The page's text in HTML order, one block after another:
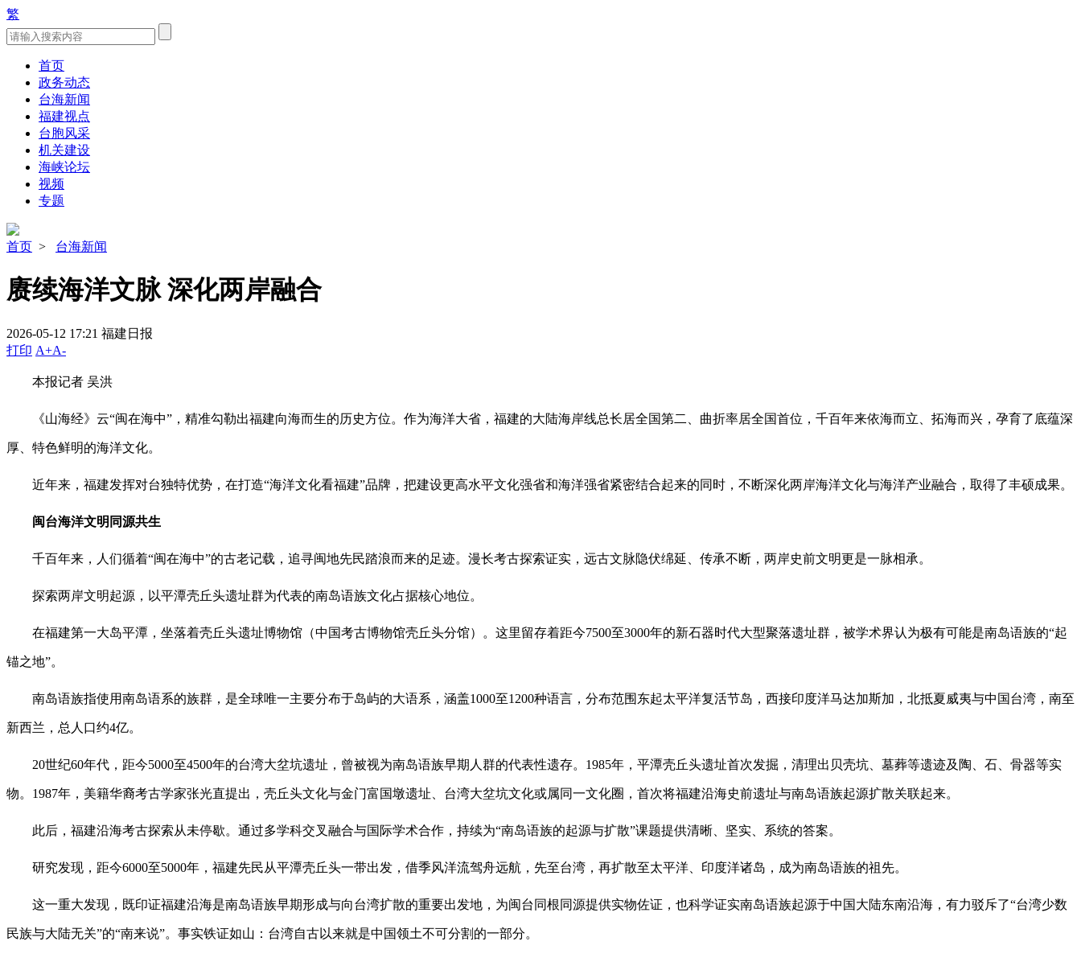
繁
首页
政务动态
台海新闻
福建视点
台胞风采
机关建设
海峡论坛
视频
专题
首页 > 台海新闻
赓续海洋文脉 深化两岸融合
2026-05-12 17:21 福建日报
打印 A+A-
本报记者 吴洪
《山海经》云“闽在海中”，精准勾勒出福建向海而生的历史方位。作为海洋大省，福建的大陆海岸线总长居全国第二、曲折率居全国首位，千百年来依海而立、拓海而兴，孕育了底蕴深
厚、特色鲜明的海洋文化。
近年来，福建发挥对台独特优势，在打造“海洋文化看福建”品牌，把建设更高水平文化强省和海洋强省紧密结合起来的同时，不断深化两岸海洋文化与海洋产业融合，取得了丰硕成果。
闽台海洋文明同源共生
千百年来，人们循着“闽在海中”的古老记载，追寻闽地先民踏浪而来的足迹。漫长考古探索证实，远古文脉隐伏绵延、传承不断，两岸史前文明更是一脉相承。
探索两岸文明起源，以平潭壳丘头遗址群为代表的南岛语族文化占据核心地位。
在福建第一大岛平潭，坐落着壳丘头遗址博物馆（中国考古博物馆壳丘头分馆）。这里留存着距今7500至3000年的新石器时代大型聚落遗址群，被学术界认为极有可能是南岛语族的“起
锚之地”。
南岛语族指使用南岛语系的族群，是全球唯一主要分布于岛屿的大语系，涵盖1000至1200种语言，分布范围东起太平洋复活节岛，西接印度洋马达加斯加，北抵夏威夷与中国台湾，南至
新西兰，总人口约4亿。
20世纪60年代，距今5000至4500年的台湾大坌坑遗址，曾被视为南岛语族早期人群的代表性遗存。1985年，平潭壳丘头遗址首次发掘，清理出贝壳坑、墓葬等遗迹及陶、石、骨器等实
物。1987年，美籍华裔考古学家张光直提出，壳丘头文化与金门富国墩遗址、台湾大坌坑文化或属同一文化圈，首次将福建沿海史前遗址与南岛语族起源扩散关联起来。
此后，福建沿海考古探索从未停歇。通过多学科交叉融合与国际学术合作，持续为“南岛语族的起源与扩散”课题提供清晰、坚实、系统的答案。
研究发现，距今6000至5000年，福建先民从平潭壳丘头一带出发，借季风洋流驾舟远航，先至台湾，再扩散至太平洋、印度洋诸岛，成为南岛语族的祖先。
这一重大发现，既印证福建沿海是南岛语族早期形成与向台湾扩散的重要出发地，为闽台同根同源提供实物佐证，也科学证实南岛语族起源于中国大陆东南沿海，有力驳斥了“台湾少数
民族与大陆无关”的“南来说”。事实铁证如山：台湾自古以来就是中国领土不可分割的一部分。